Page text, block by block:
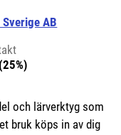
Sverige AB
lärverktyg som
bruk köps in av dig